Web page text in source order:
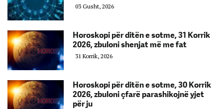
03 Gusht, 2026
Horoskopi për ditën e sotme, 31 Korrik
2026, zbuloni shenjat më me fat
31 Korrik, 2026
Horoskopi për ditën e sotme, 30 Korrik
2026, zbuloni çfarë parashikojnë yjet
për ju